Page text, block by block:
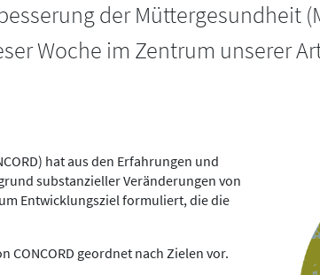
der Müttergesundheit
Woche im Zentrum unserer
hat aus den Erfahrungen und
substanzieller Veränderungen von
Entwicklungsziel formuliert, die die
CONCORD geordnet nach Zielen vor.